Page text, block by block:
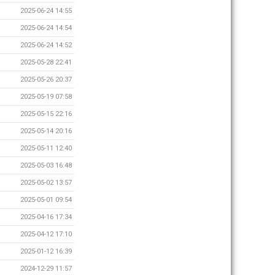
2025-06-24 14:55
2025-06-24 14:54
2025-06-24 14:52
2025-05-28 22:41
2025-05-26 20:37
2025-05-19 07:58
2025-05-15 22:16
2025-05-14 20:16
2025-05-11 12:40
2025-05-03 16:48
2025-05-02 13:57
2025-05-01 09:54
2025-04-16 17:34
2025-04-12 17:10
2025-01-12 16:39
2024-12-29 11:57